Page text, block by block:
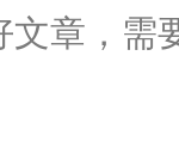
文章，需